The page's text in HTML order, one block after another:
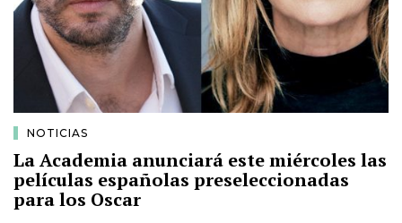
NOTICIAS
La Academia anunciará este miércoles las
películas españolas preseleccionadas
para los Oscar